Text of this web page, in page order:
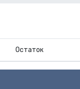
Остаток